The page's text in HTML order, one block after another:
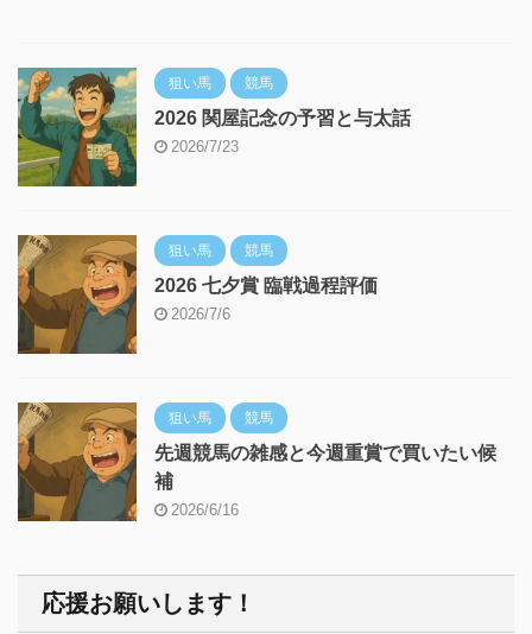
狙い馬 競馬
2026 関屋記念の予習と与太話
2026/7/23
狙い馬 競馬
2026 七夕賞 臨戦過程評価
2026/7/6
狙い馬 競馬
先週競馬の雑感と今週重賞で買いたい候
補
2026/6/16
応援お願いします！